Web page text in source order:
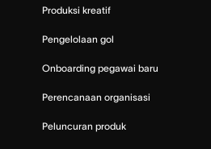
Produksi kreatif
Pengelolaan gol
Onboarding pegawai baru
Perencanaan organisasi
Peluncuran produk